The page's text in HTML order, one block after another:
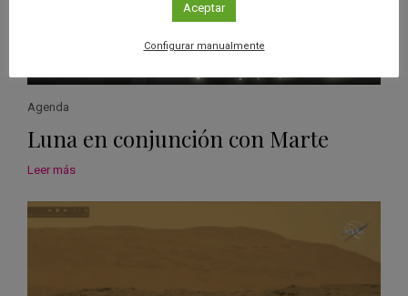
Agenda
Luna en conjunción con Marte
Leer más
Aceptar
Configurar manualmente